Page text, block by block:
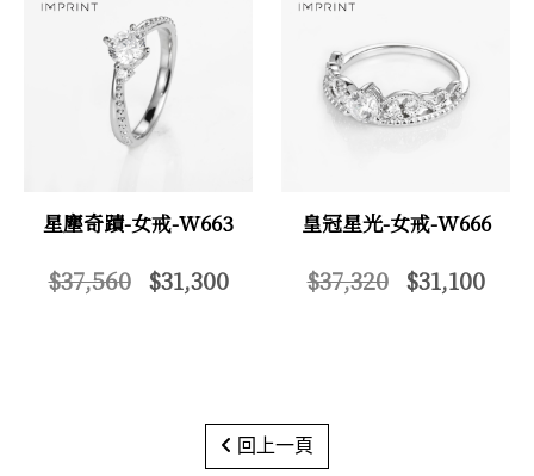
星塵奇蹟-女戒-W663
$37,560$31,300
皇冠星光-女戒-W666
$37,320$31,100
回上一頁